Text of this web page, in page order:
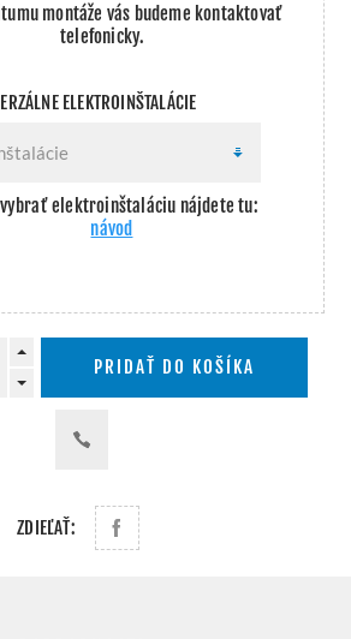
montáže vás budeme kontaktovať
telefonicky.
ELEKTROINŠTALÁCIE
elektroinštaláciu nájdete tu:
návod
PRIDAŤ DO KOŠÍKA
ZDIEĽAŤ: